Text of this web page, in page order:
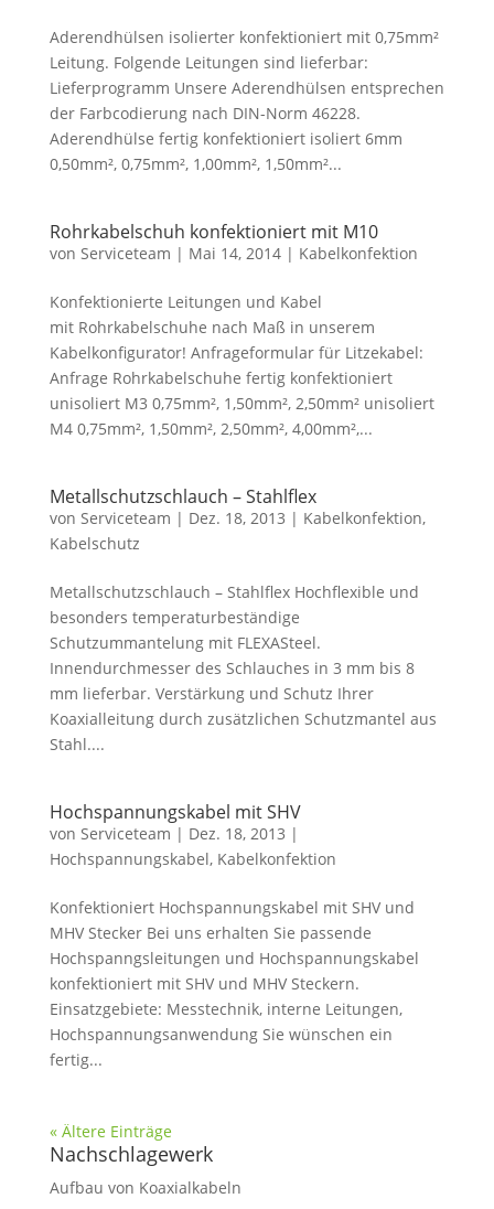
Aderendhülsen isolierter konfektioniert mit 0,75mm²
Leitung. Folgende Leitungen sind lieferbar:
Lieferprogramm Unsere Aderendhülsen entsprechen
der Farbcodierung nach DIN-Norm 46228.
Aderendhülse fertig konfektioniert isoliert 6mm
0,50mm², 0,75mm², 1,00mm², 1,50mm²...
Rohrkabelschuh konfektioniert mit M10
von Serviceteam | Mai 14, 2014| Kabelkonfektion
Konfektionierte Leitungen und Kabel
mit Rohrkabelschuhe nach Maß in unserem
Kabelkonfigurator! Anfrageformular für Litzekabel:
Anfrage Rohrkabelschuhe fertig konfektioniert
unisoliert M3 0,75mm², 1,50mm², 2,50mm² unisoliert
M4 0,75mm², 1,50mm², 2,50mm², 4,00mm²,...
Metallschutzschlauch – Stahlflex
von Serviceteam | Dez. 18, 2013 | Kabelkonfektion,
Kabelschutz
Metallschutzschlauch – Stahlflex Hochflexible und
besonders temperaturbeständige
Schutzummantelung mit FLEXASteel.
Innendurchmesser des Schlauches in 3 mm bis 8
mm lieferbar. Verstärkung und Schutz Ihrer
Koaxialleitung durch zusätzlichen Schutzmantel aus
Stahl....
Hochspannungskabel mit SHV
von Serviceteam | Dez. 18, 2013 |
Hochspannungskabel, Kabelkonfektion
Konfektioniert Hochspannungskabel mit SHV und
MHV Stecker Bei uns erhalten Sie passende
Hochspanngsleitungen und Hochspannungskabel
konfektioniert mit SHV und MHV Steckern.
Einsatzgebiete: Messtechnik, interne Leitungen,
Hochspannungsanwendung Sie wünschen ein
fertig...
« Ältere Einträge
Nachschlagewerk
Aufbau von Koaxialkabeln